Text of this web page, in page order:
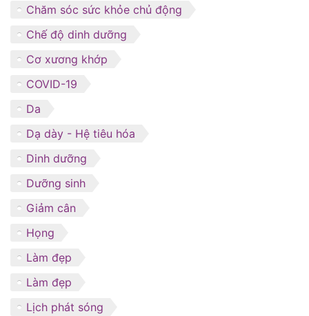
Chăm sóc sức khỏe chủ động
Chế độ dinh dưỡng
Cơ xương khớp
COVID-19
Da
Dạ dày - Hệ tiêu hóa
Dinh dưỡng
Dưỡng sinh
Giảm cân
Họng
Làm đẹp
Làm đẹp
Lịch phát sóng